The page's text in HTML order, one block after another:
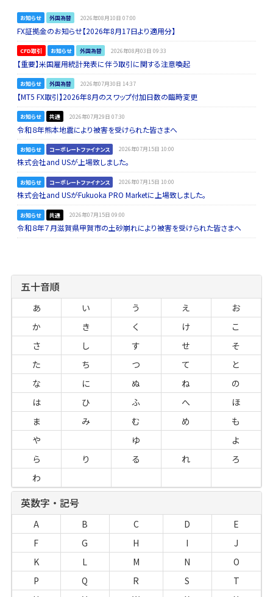
お知らせ 外国為替 2026年08月10日 07:00
FX証拠金のお知らせ【2026年8月17日より適用分】
CFD取引 お知らせ 外国為替 2026年08月03日 09:33
【重要】米国雇用統計発表に伴う取引に関する注意喚起
お知らせ 外国為替 2026年07月30日 14:37
【MT5 FX取引】2026年8月のスワップ付加日数の臨時変更
お知らせ 共通 2026年07月29日 07:30
令和８年熊本地震により被害を受けられた皆さまへ
お知らせ コーポレートファイナンス 2026年07月15日 10:00
株式会社and USが上場致しました。
お知らせ コーポレートファイナンス 2026年07月15日 10:00
株式会社and USがFukuoka PRO Marketに上場致しました。
お知らせ 共通 2026年07月15日 09:00
令和８年７月滋賀県甲賀市の土砂崩れにより被害を受けられた皆さまへ
五十音順
あ い う え
お
か
き く け
こ
さ
し す せ
そ
た
ち つ て
と
な
に ぬ ね
の
は
ひ ふ へ
ほ
ま
み む め
も
や
ゆ
よ
ら
り る れ
ろ
わ
英数字・記号
A B C D
E
F
G H I
J
K
L M N
O
P
Q R S
T